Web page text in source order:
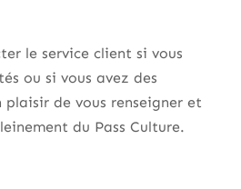
le service client si vous
ou si vous avez des
de vous renseigner et
du Pass Culture.